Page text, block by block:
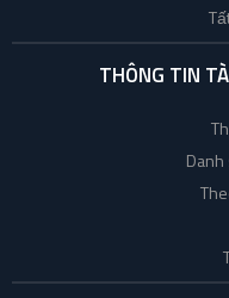
THÔNG TIN